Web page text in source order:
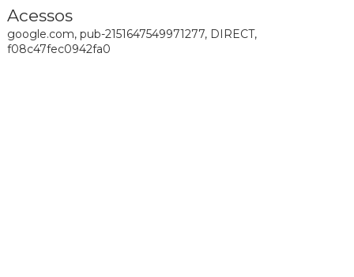
Acessos
google.com, pub-2151647549971277, DIRECT,
f08c47fec0942fa0